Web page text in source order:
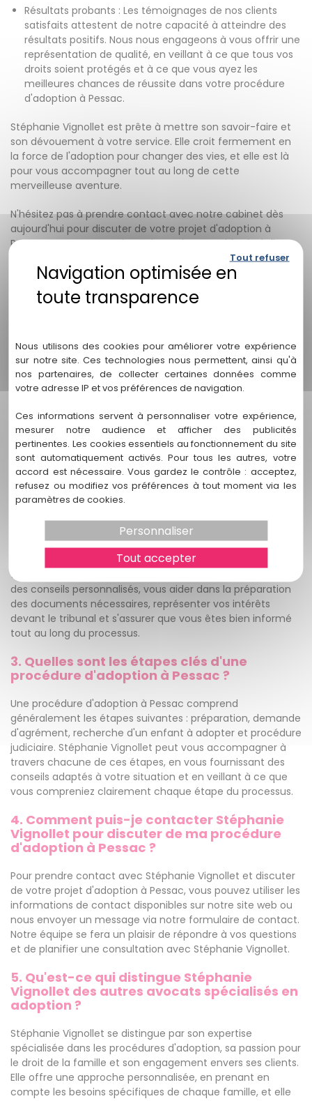
Résultats probants : Les témoignages de nos clients
satisfaits attestent de notre capacité à atteindre des
résultats positifs. Nous nous engageons à vous offrir une
représentation de qualité, en veillant à ce que tous vos
droits soient protégés et à ce que vous ayez les
meilleures chances de réussite dans votre procédure
d'adoption à Pessac.
Stéphanie Vignollet est prête à mettre son savoir-faire et
son dévouement à votre service. Elle croit fermement en
la force de l'adoption pour changer des vies, et elle est là
pour vous accompagner tout au long de cette
merveilleuse aventure.
N'hésitez pas à prendre contact avec notre cabinet dès
aujourd'hui pour discuter de votre projet d'adoption à
Pessac. Nous sommes impatients de vous aider à réaliser
votre rêve de fonder une famille par le biais de l'adoption.
Foire aux questions (FAQ)
L'adoption est un processus complexe sur le plan juridique,
avec des exigences légales et des défis potentiels. Un
avocat spécialisé dans les procédures d'adoption, comme
professionnelle, des conseils éclairés et un soutien tout au
long du processus, garantissant ainsi que vos droits sont
protégés et que vous suivez les étapes appropriées.
2. Comment Stéphanie Vignollet peut-elle
m'aider dans ma procédure d'adoption à
Pessac ?
Stéphanie Vignollet possède une expertise spécifique dans
les procédures d'adoption et une connaissance
approfondie du droit de la famille. Elle peut vous guider à
travers les différentes étapes de l'adoption, vous fournir
des conseils personnalisés, vous aider dans la préparation
des documents nécessaires, représenter vos intérêts
devant le tribunal et s'assurer que vous êtes bien informé
tout au long du processus.
3. Quelles sont les étapes clés d'une
procédure d'adoption à Pessac ?
Une procédure d'adoption à Pessac comprend
généralement les étapes suivantes : préparation, demande
d'agrément, recherche d'un enfant à adopter et procédure
judiciaire. Stéphanie Vignollet peut vous accompagner à
travers chacune de ces étapes, en vous fournissant des
conseils adaptés à votre situation et en veillant à ce que
vous compreniez clairement chaque étape du processus.
4. Comment puis-je contacter Stéphanie
Vignollet pour discuter de ma procédure
d'adoption à Pessac ?
Pour prendre contact avec Stéphanie Vignollet et discuter
de votre projet d'adoption à Pessac, vous pouvez utiliser les
informations de contact disponibles sur notre site web ou
nous envoyer un message via notre formulaire de contact.
Notre équipe se fera un plaisir de répondre à vos questions
et de planifier une consultation avec Stéphanie Vignollet.
5. Qu'est-ce qui distingue Stéphanie
Vignollet des autres avocats spécialisés en
adoption ?
Stéphanie Vignollet se distingue par son expertise
spécialisée dans les procédures d'adoption, sa passion pour
le droit de la famille et son engagement envers ses clients.
Elle offre une approche personnalisée, en prenant en
compte les besoins spécifiques de chaque famille, et elle
Nous utilisons des cookies pour améliorer votre expérience
sur notre site. Ces technologies nous permettent, ainsi qu'à
nos partenaires, de collecter certaines données comme
votre adresse IP et vos préférences de navigation.
Ces informations servent à personnaliser votre expérience,
mesurer notre audience et afficher des publicités
pertinentes. Les cookies essentiels au fonctionnement du site
sont automatiquement activés. Pour tous les autres, votre
accord est nécessaire. Vous gardez le contrôle : acceptez,
refusez ou modifiez vos préférences à tout moment via les
paramètres de cookies.
Tout accepter
Tout refuser
Personnaliser